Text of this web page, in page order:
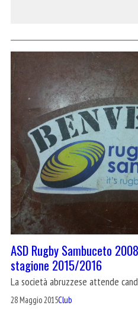
ASD Rugby Sambuceto
stagione 2015/2016
La società abruzzese attende
28 Maggio 2015Club